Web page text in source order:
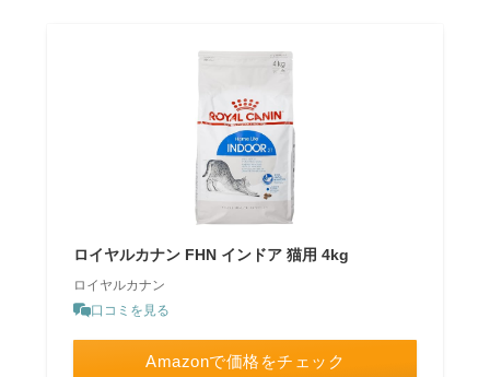
ロイヤルカナン FHN インドア 猫用 4kg
ロイヤルカナン
口コミを見る
Amazonで価格をチェック